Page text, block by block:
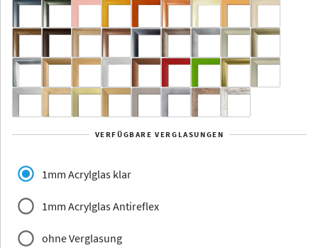
Aluminium
Yukon Alaska
Jersey Dauphine
VERFÜGBARE VERGLASUNGEN
1mm Acrylglas klar
1mm Acrylglas Antireflex
ohne Verglasung